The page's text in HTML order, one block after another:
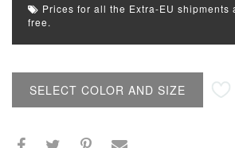
Prices for all the Extra-EU shipments
free.
SELECT COLOR AND SIZE